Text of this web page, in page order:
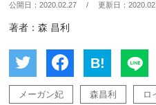
公開日：2020.02.27 / 更新日：
著者：森 昌利
B!
メーガン妃 森昌利 ロ